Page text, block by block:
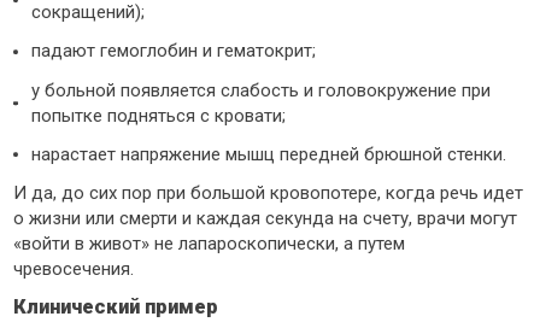
сокращений);
падают гемоглобин и гематокрит;
у больной появляется слабость и головокружение при
попытке подняться с кровати;
нарастает напряжение мышц передней брюшной стенки.
И да, до сих пор при большой кровопотере, когда речь идет
о жизни или смерти и каждая секунда на счету, врачи могут
«войти в живот» не лапароскопически, а путем
чревосечения.
Клинический пример